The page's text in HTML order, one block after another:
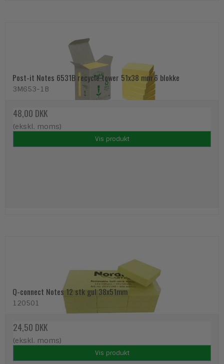
Post-it Notes 6531B recycle tower 51x38 mm 6 blokke
3M653-1B
48,00 DKK
(ekskl. moms)
Vis produkt
Q-connect Notes 12 stk gul 38x51mm
120501
24,50 DKK
(ekskl. moms)
Vis produkt